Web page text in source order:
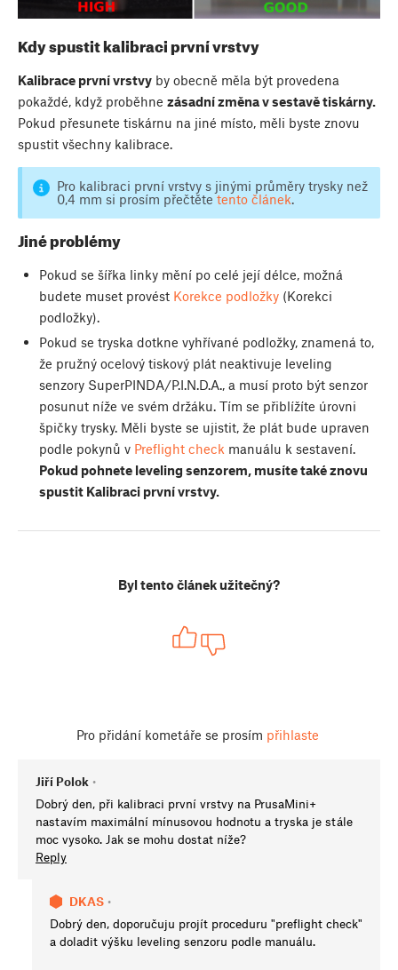
Kdy spustit kalibraci první vrstvy
Kalibrace první vrstvy by obecně měla být provedena
pokaždé, když proběhne zásadní změna v sestavě tiskárny.
Pokud přesunete tiskárnu na jiné místo, měli byste znovu
spustit všechny kalibrace.
Pro kalibraci první vrstvy s jinými průměry trysky než
0,4 mm si prosím přečtětetento článek.
Jiné problémy
Pokud se šířka linky mění po celé její délce, možná
budete muset provést Korekce podložky(Korekci
podložky).
Pokud se tryska dotkne vyhřívané podložky, znamená to,
že pružný ocelový tiskový plát neaktivuje leveling
senzory SuperPINDA/P.I.N.D.A., a musí proto být senzor
posunut níže ve svém držáku. Tím se přiblížíte úrovni
špičky trysky. Měli byste se ujistit, že plát bude upraven
podle pokynů v Preflight check manuálu k sestavení.
Pokud pohnete leveling senzorem, musíte také znovu
spustit Kalibraci první vrstvy.
Byl tento článek užitečný?
Pro přidání kometáře se prosím přihlaste
Jiří Polok •
Dobrý den, při kalibraci první vrstvy na PrusaMini+
nastavím maximální mínusovou hodnotu a tryska je stále
moc vysoko. Jak se mohu dostat níže?
Reply
DKAS •
Dobrý den, doporučuju projít proceduru "preflight check"
a doladit výšku leveling senzoru podle manuálu.